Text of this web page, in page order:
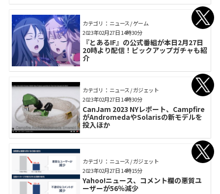
カテゴリ： ニュース / ゲーム
『とあるIF』の公式番組が本日2月27日
20時より配信！ピックアップガチャも紹
介
2023年02月27日 14時30分
カテゴリ： ニュース / ガジェット
CanJam 2023 NYレポート、Campfire
がAndromedaやSolarisの新モデルを
投入ほか
2023年02月27日 14時30分
カテゴリ： ニュース / ガジェット
Yahoo!ニュース、コメント欄の悪質ユ
ーザーが56％減少
2023年02月27日 14時15分